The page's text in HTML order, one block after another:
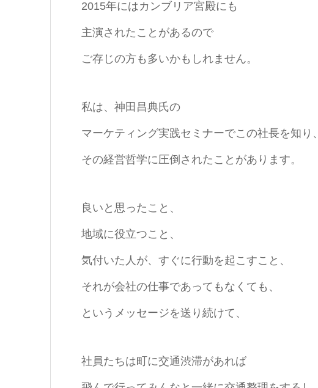
2015年にはカンブリア宮殿にも
主演されたことがあるので
ご存じの方も多いかもしれません。
私は、神田昌典氏の
マーケティング実践セミナーでこの社長を知り、
その経営哲学に圧倒されたことがあります。
良いと思ったこと、
地域に役立つこと、
気付いた人が、すぐに行動を起こすこと、
それが会社の仕事であってもなくても、
というメッセージを送り続けて、
社員たちは町に交通渋滞があれば